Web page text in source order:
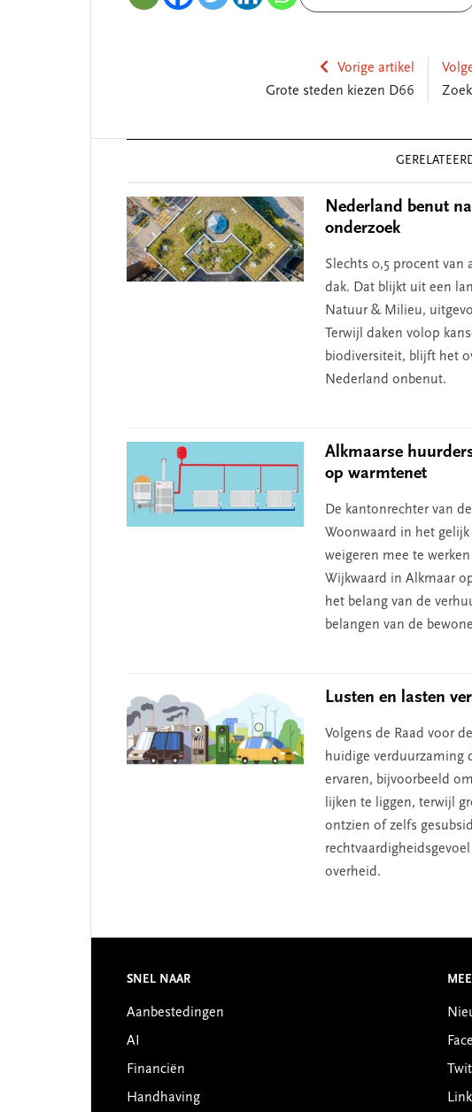
Vorige artikel
Grote steden kiezen D66
Nederland benut
onderzoek
Slechts 0,5 procent van
dak. Dat blijkt uit een
Natuur & Milieu,
Terwijl daken volop
biodiversiteit, blijft het
Nederland onbenut.
Alkmaarse
op warmtenet
De kantonrechter van
Woonwaard in het
weigeren mee te
Wijkwaard in Alkmaar
het belang van de
belangen van de
Lusten en lasten
Volgens de Raad voor
huidige verduurzaming
ervaren, bijvoorbeeld
lijken te liggen, terwijl
ontzien of zelfs
overheid.​
De missie van Segment
SEGMENT
begint bij
Footer
SNEL NAAR
Aanbestedingen
AI
Financiën
Handhaving